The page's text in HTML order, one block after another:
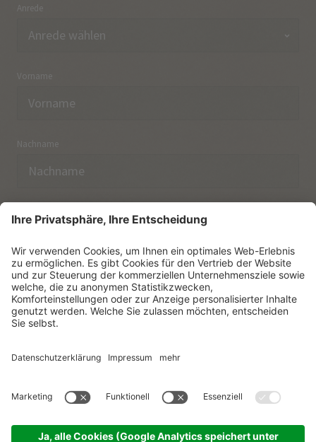
Anrede
Vorname
Nachname
Ich habe dieDatenschutzerklärungzur Kenntnis
genommen.
NEWSLETTER ABONNIEREN
Cookie-Einstellungen .